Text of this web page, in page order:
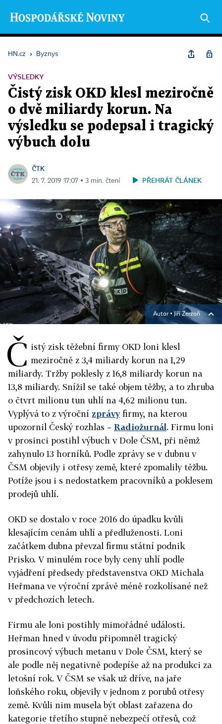
HN.cz › Byznys
VÝSLEDKY
Čistý zisk OKD klesl meziročně
o dvě miliardy korun. Na
výsledku se podepsal i tragický
výbuch dolu
ČTK
21. 7. 2019 17:07 ▪ 3 min. čtení PŘEHRÁT ČLÁNEK
Autor ▪ Jiří Zerzoň
Č istý zisk těžební firmy OKD loni klesl
meziročně z 3,4 miliardy korun na 1,29
miliardy. Tržby poklesly z 16,8 miliardy korun na
13,8 miliardy. Snížil se také objem těžby, a to zhruba
o čtvrt milionu tun uhlí na 4,62 milionu tun.
Vyplývá to z výroční zprávy firmy, na kterou
upozornil Český rozhlas – Radiožurnál. Firmu loni
v prosinci postihl výbuch v Dole ČSM, při němž
zahynulo 13 horníků. Podle zprávy se v dubnu v
ČSM objevily i otřesy země, které zpomalily těžbu.
Potíže jsou i s nedostatkem pracovníků a poklesem
prodejů uhlí.
OKD se dostalo v roce 2016 do úpadku kvůli
klesajícím cenám uhlí a předluženosti. Loni
začátkem dubna převzal firmu státní podnik
Prisko. V minulém roce byly ceny uhlí podle
vyjádření předsedy představenstva OKD Michala
Heřmana ve výroční zprávě méně rozkolísané než
v předchozích letech.
Firmu ale loni postihly mimořádné události.
Heřman hned v úvodu připomněl tragický
prosincový výbuch metanu v Dole ČSM, který se
ale podle něj negativně podepíše až na produkci za
letošní rok. V ČSM se však už dříve, na jaře
loňského roku, objevily v jednom z porubů otřesy
země. Kvůli nim musela být oblast zařazena do
kategorie třetího stupně nebezpečí otřesů, což